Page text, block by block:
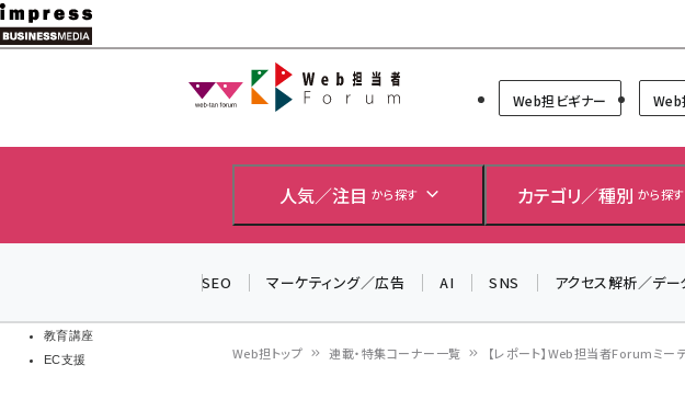
メ
イ
教育講座
EC支援
Web担当者Forum
Web担ビギナー Web
人気／注目 から探す カテゴリ／種別 から探す
SEO マーケティング／広告 AI SNS アクセス解析／デー
Web担トップ 連載・特集コーナー一覧 【レポート】Web担当者Forumミー
＼ 8月27日開催、申し
2026」開催！
▼申し込みはこちら